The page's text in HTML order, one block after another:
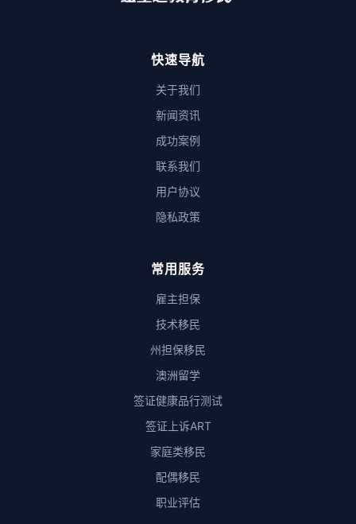
快速导航
关于我们
新闻资讯
成功案例
联系我们
用户协议
隐私政策
常用服务
雇主担保
技术移民
州担保移民
澳洲留学
签证健康品行测试
签证上诉ART
家庭类移民
配偶移民
职业评估